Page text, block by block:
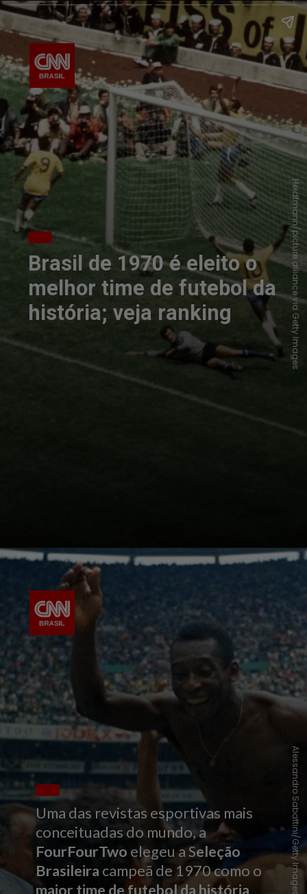
Brasil de 1970 é eleito o
melhor time de futebol da
história; veja ranking
Heidtmann/picture alliance via Getty Images
Uma das revistas esportivas mais
conceituadas do mundo, a
FourFourTwo elegeu a Seleção
Brasileira campeã de 1970 como o
maior time de futebol da história
Alessandro Sabattini/Getty Images